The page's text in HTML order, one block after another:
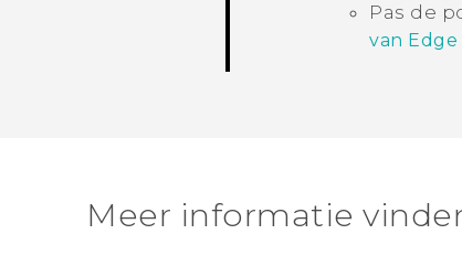
Pas de
van Edge
Meer informatie